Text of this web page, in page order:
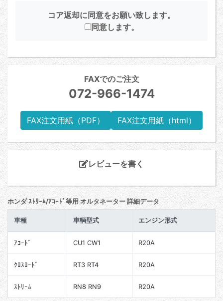
コア返却に同意をお願い致します。
同意します。
FAXでのご注文
072-966-1474
FAX注文用紙（PDF） FAX注文用紙（html）
レビューを書く
ホンダ ｽﾄﾘｰﾑ/ｱｺｰﾄﾞ等用 オルタネーター 詳細データ
車種 車輌型式 エンジン形式
ｱｺｰﾄﾞ CU1 CW1 R20A
ｸﾛｽﾛｰﾄﾞ RT3 RT4 R20A
ｽﾄﾘｰﾑ RN8 RN9 R20A